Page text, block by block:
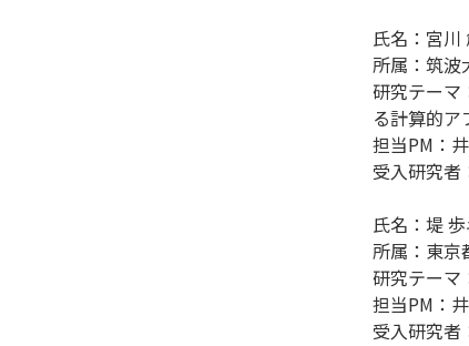
氏名：宮川
所属：筑波
研究テーマ
る計算的ア
担当PM：
受入研究者
氏名：堤
所属：東京
研究テーマ
担当PM：
受入研究者